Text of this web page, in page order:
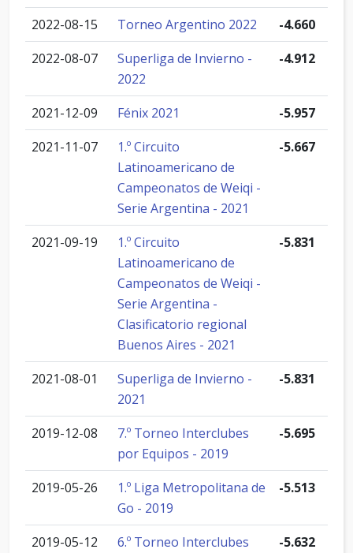
2022-08-15 Torneo Argentino 2022
-4.660
2022-08-07
Superliga de Invierno -
2022
-4.912
2021-12-09 Fénix 2021
-5.957
2021-11-07
1.º Circuito
Latinoamericano de
Campeonatos de Weiqi -
Serie Argentina - 2021
-5.667
2021-09-19
1.º Circuito
Latinoamericano de
Campeonatos de Weiqi -
Serie Argentina -
Clasificatorio regional
Buenos Aires - 2021
-5.831
2021-08-01
Superliga de Invierno -
2021
-5.831
2019-12-08
7.º Torneo Interclubes
por Equipos - 2019
-5.695
2019-05-26
1.º Liga Metropolitana de
Go - 2019
-5.513
2019-05-12
6.º Torneo Interclubes
-5.632